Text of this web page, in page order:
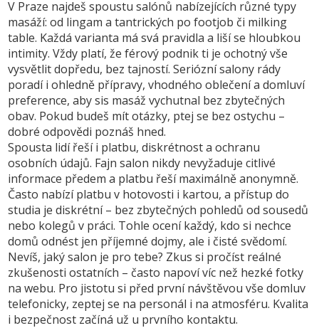
V Praze najdeš spoustu salónů nabízejících různé typy
masáží: od lingam a tantrických po footjob či milking
table. Každá varianta má svá pravidla a liší se hloubkou
intimity. Vždy platí, že férový podnik ti je ochotný vše
vysvětlit dopředu, bez tajností. Seriózní salony rády
poradí i ohledně přípravy, vhodného oblečení a domluví
preference, aby sis masáž vychutnal bez zbytečných
obav. Pokud budeš mít otázky, ptej se bez ostychu –
dobré odpovědi poznáš hned.
Spousta lidí řeší i platbu, diskrétnost a ochranu
osobních údajů. Fajn salon nikdy nevyžaduje citlivé
informace předem a platbu řeší maximálně anonymně.
Často nabízí platbu v hotovosti i kartou, a přístup do
studia je diskrétní – bez zbytečných pohledů od sousedů
nebo kolegů v práci. Tohle ocení každý, kdo si nechce
domů odnést jen příjemné dojmy, ale i čisté svědomí.
Nevíš, jaký salon je pro tebe? Zkus si pročíst reálné
zkušenosti ostatních – často napoví víc než hezké fotky
na webu. Pro jistotu si před první návštěvou vše domluv
telefonicky, zeptej se na personál i na atmosféru. Kvalita
i bezpečnost začíná už u prvního kontaktu.